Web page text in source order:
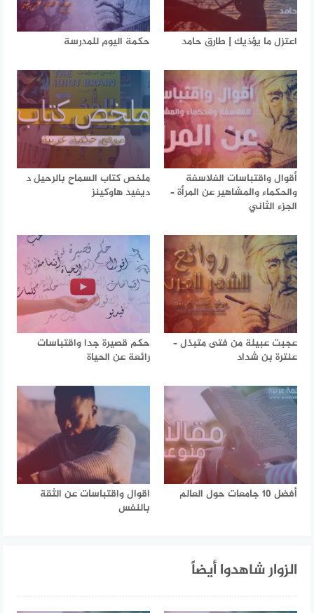
اعتزل ما يؤذيك | طارق حامد حكمة اليوم للمدرسة
أقوال واقتباسات الفلاسفة
والحكماء والمشاهير عن المرأة –
الجزء الثاني
ملخص كتاب السماح بالرحيل د
ديفيد هاوكينز
عجبت عبيلة من فتى متبذل –
عنترة بن شداد
حكم قصيرة جدا واقتباسات
رائعة عن الحياة
أفضل 10 جامعات حول العالم
اقوال واقتباسات عن الثقة
بالنفس
الزوار شاهدوا أيضاً